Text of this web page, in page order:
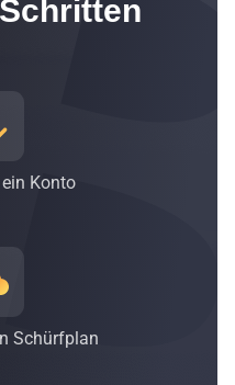
Energien
Konto
Schürfplan